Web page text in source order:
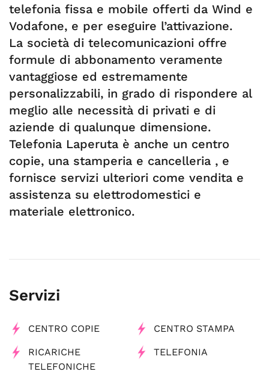
telefonia fissa e mobile offerti da Wind e
Vodafone, e per eseguire l’attivazione.
La società di telecomunicazioni offre
formule di abbonamento veramente
vantaggiose ed estremamente
personalizzabili, in grado di rispondere al
meglio alle necessità di privati e di
aziende di qualunque dimensione.
Telefonia Laperuta è anche un centro
copie, una stamperia e cancelleria , e
fornisce servizi ulteriori come vendita e
assistenza su elettrodomestici e
materiale elettronico.
Servizi
CENTRO COPIE CENTRO STAMPA
RICARICHE
TELEFONICHE
TELEFONIA